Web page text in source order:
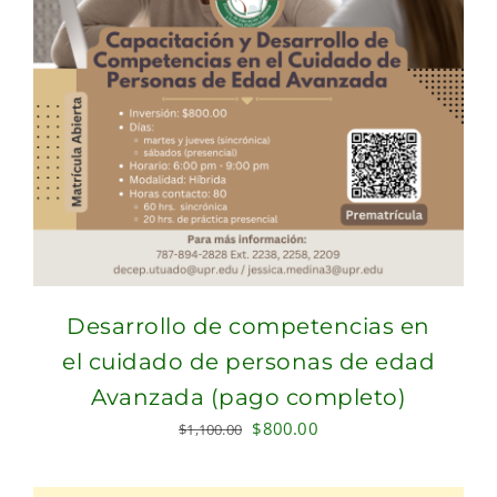
Desarrollo de competencias en
el cuidado de personas de edad
Avanzada (pago completo)
$1,100.00 Original
was:
$800.00Current
is: